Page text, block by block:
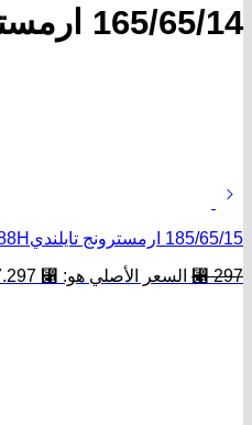
165/65/14 ارمسترونج تايلنديD2026 79T
185/65/15 ارمسترونج تايلنديD2026 88H
⃁297 السعر الأصلي هو: ⃁ 297.